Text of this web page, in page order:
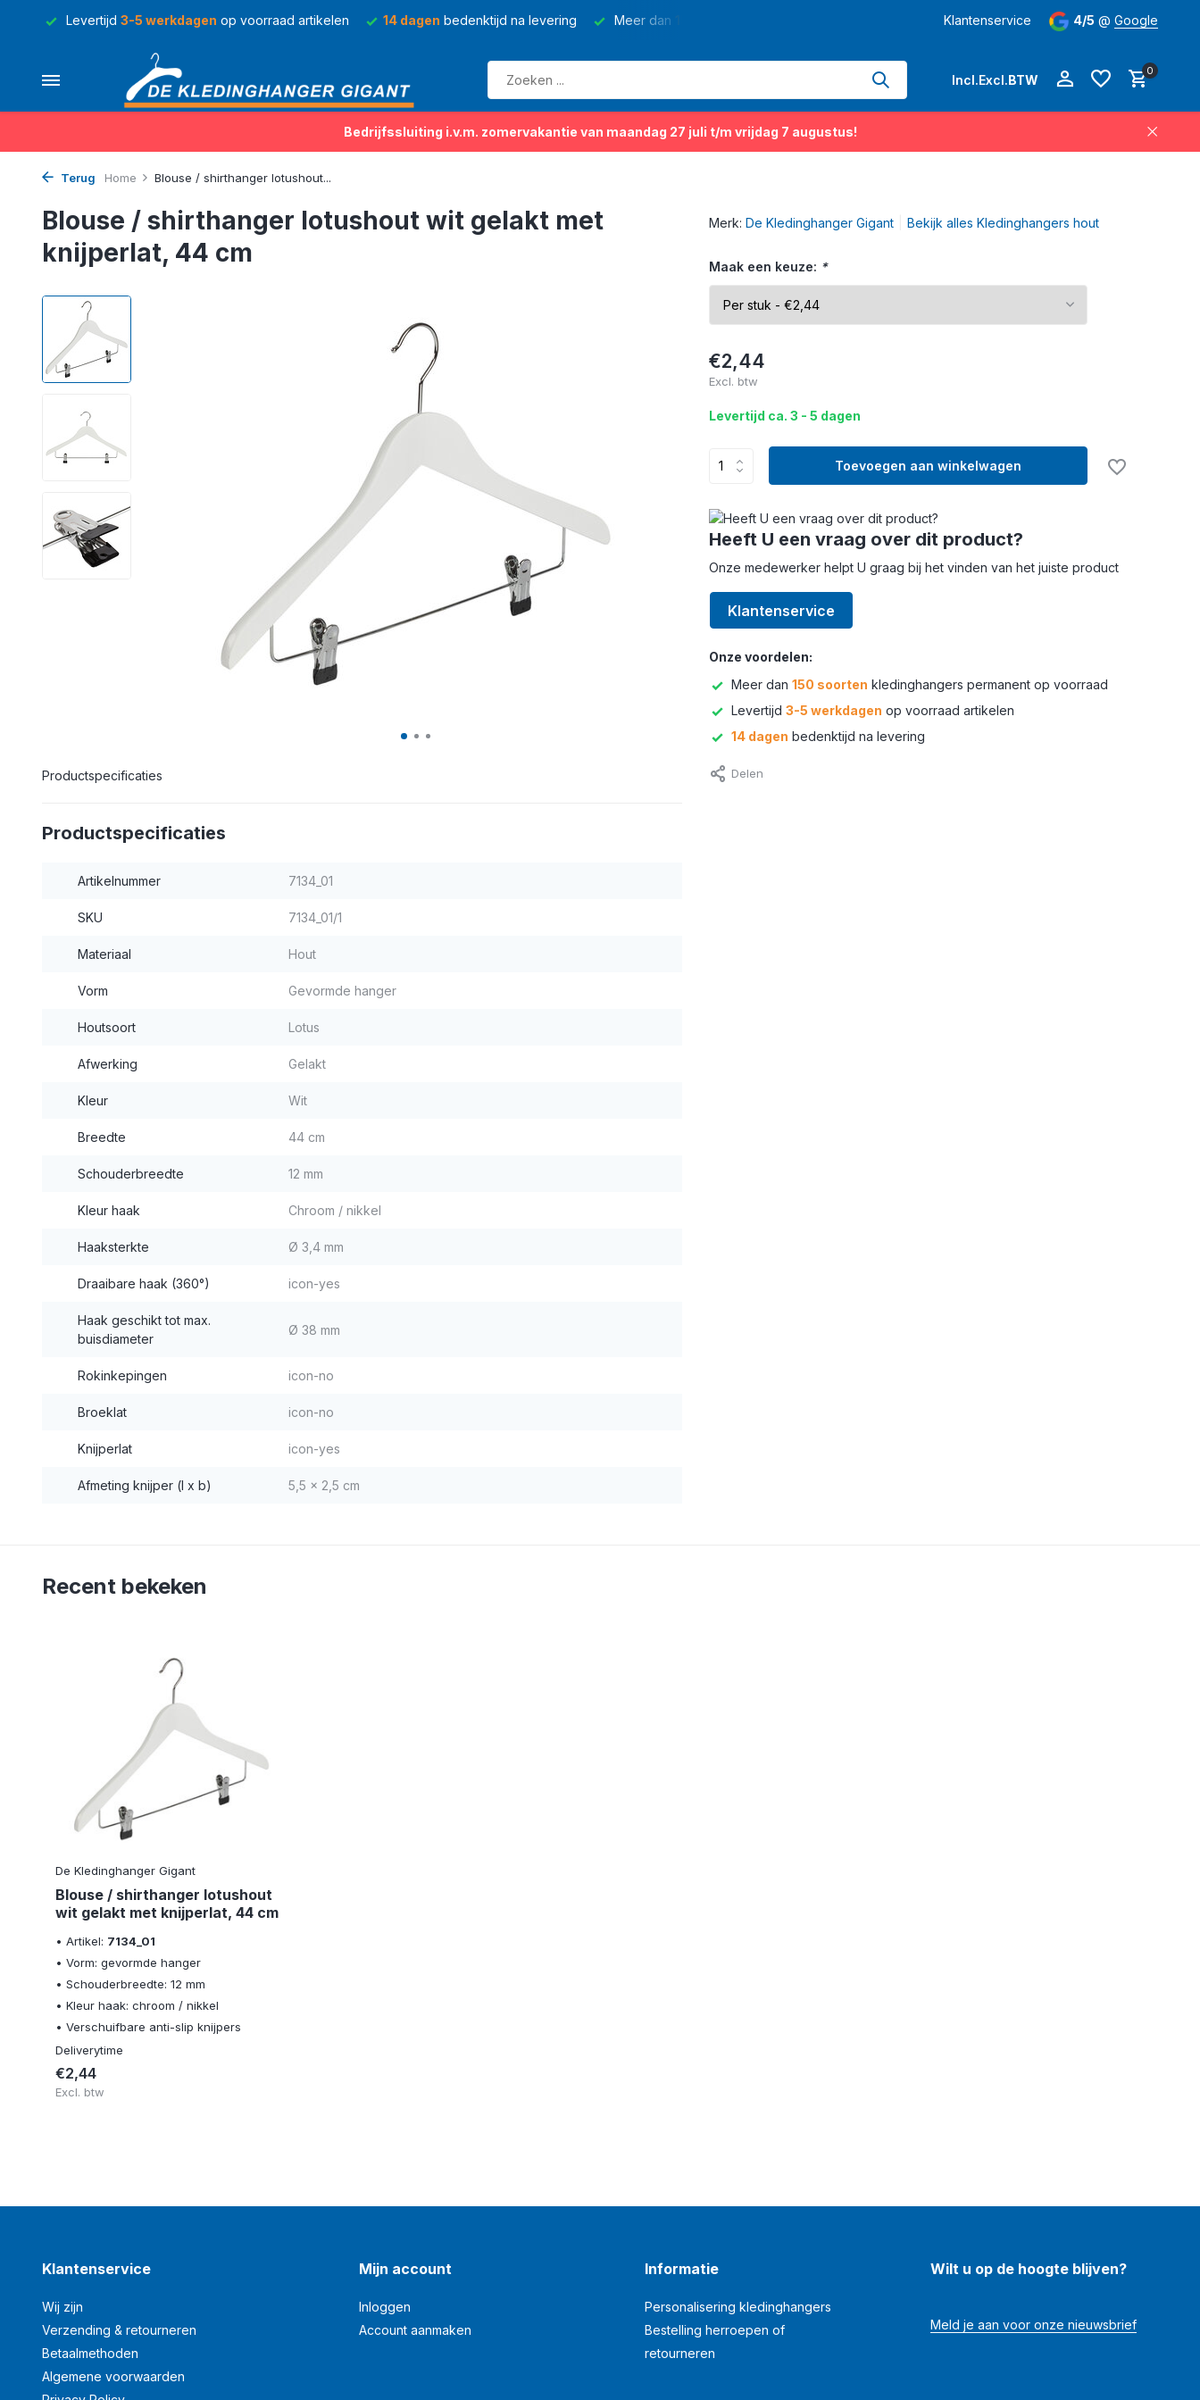
Levertijd 3-5 werkdagen op voorraad artikelen 14 dagen bedenktijd na levering Meer dan kledinghangers permanent op voorraad Levertijd3-5 werkdagen
Klantenservice 4/5 @ Google
Incl.Excl.BTW
0
Bedrijfssluiting i.v.m. zomervakantie van maandag 27 juli t/m vrijdag 7 augustus!
Terug Home Blouse / shirthanger lotushout...
Blouse / shirthanger lotushout wit gelakt met
knijperlat, 44 cm
Productspecificaties
Productspecificaties
Artikelnummer 7134_01
SKU 7134_01/1
Materiaal Hout
Vorm Gevormde hanger
Houtsoort Lotus
Afwerking Gelakt
Kleur Wit
Breedte 44 cm
Schouderbreedte 12 mm
Kleur haak Chroom / nikkel
Haaksterkte Ø 3,4 mm
Draaibare haak (360°) icon-yes
Haak geschikt tot max.
buisdiameter
Ø 38 mm
Rokinkepingen icon-no
Broeklat icon-no
Knijperlat icon-yes
Afmeting knijper (l x b) 5,5 x 2,5 cm
Merk: De Kledinghanger Gigant Bekijk alles Kledinghangers hout
Maak een keuze: *
€2,44
Excl. btw
Levertijd ca. 3 - 5 dagen
Toevoegen aan winkelwagen
Heeft U een vraag over dit product?
Onze medewerker helpt U graag bij het vinden van het juiste product
Klantenservice
Onze voordelen:
Meer dan 150 soorten kledinghangers permanent op voorraad
Levertijd 3-5 werkdagen op voorraad artikelen
14 dagen bedenktijd na levering
Delen
Recent bekeken
De Kledinghanger Gigant
Blouse / shirthanger lotushout
wit gelakt met knijperlat, 44 cm
• Artikel: 7134_01
• Vorm: gevormde hanger
• Schouderbreedte: 12 mm
• Kleur haak: chroom / nikkel
• Verschuifbare anti-slip knijpers
Deliverytime
€2,44
Excl. btw
Klantenservice
Wij zijn
Verzending & retourneren
Betaalmethoden
Algemene voorwaarden
Mijn account
Inloggen
Account aanmaken
Informatie
Personalisering kledinghangers
Bestelling herroepen of
retourneren
Wilt u op de hoogte blijven?
Meld je aan voor onze nieuwsbrief